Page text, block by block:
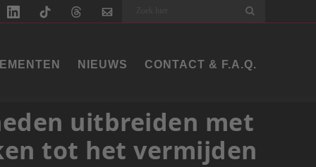
NIEUWS CONTACT & F.A.Q.
uitbreiden met
tot het vermijden